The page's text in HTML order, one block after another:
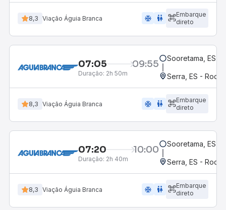
8,3 Viação Águia Branca ac_unit wc
Embarque
direto
07:05 09:55
Duração: 2h 50m
Sooretama, ES
Serra, ES -
8,3 Viação Águia Branca ac_unit wc
Embarque
direto
07:20 10:00
Duração: 2h 40m
Sooretama, ES
Serra, ES -
8,3 Viação Águia Branca ac_unit wc
Embarque
direto